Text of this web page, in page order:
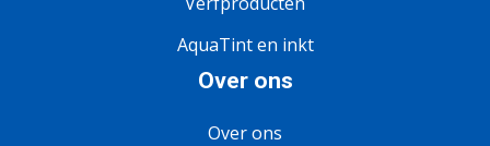
AquaTint en inkt
Over ons
Over ons